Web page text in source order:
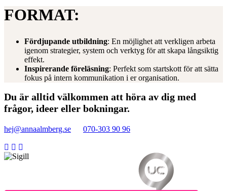
FORMAT:
Fördjupande utbildning: En möjlighet att verkligen arbeta
igenom strategier, system och verktyg för att skapa långsiktig
effekt.
Inspirerande föreläsning: Perfekt som startskott för att sätta
fokus på intern kommunikation i er organisation.
Du är alltid välkommen att höra av dig med
frågor, ideer eller bokningar.
hej@annaalmberg.se 070-303 90 96